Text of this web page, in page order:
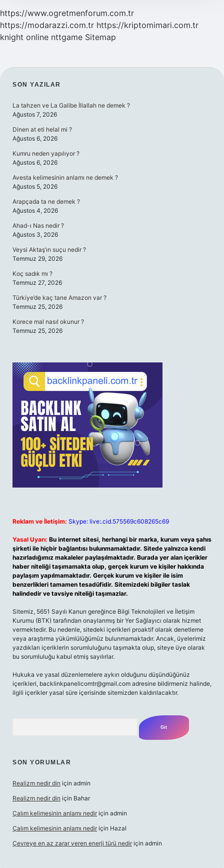
https://www.ogretmenforum.com.tr
https://modarazzi.com.tr https://kriptomimari.com.tr
knight online nttgame Sitemap
SIDEBAR
SON YAZILAR
La tahzen ve La Galibe İllallah ne demek ?
Ağustos 7, 2026
Dinen at eti helal mi ?
Ağustos 6, 2026
Kumru neden yapılıyor ?
Ağustos 6, 2026
Avesta kelimesinin anlamı ne demek ?
Ağustos 5, 2026
Arapçada ta ne demek ?
Ağustos 4, 2026
Ahad-ı Nas nedir ?
Ağustos 3, 2026
Veysi Aktaş’ın suçu nedir ?
Temmuz 29, 2026
Koç sadık mı ?
Temmuz 27, 2026
Türkiye’de kaç tane Amazon var ?
Temmuz 25, 2026
Korece mal nasıl okunur ?
Temmuz 25, 2026
Reklam ve İletişim: Skype: live:.cid.575569c608265c69
Yasal Uyarı: Bu internet sitesi, herhangi bir marka, kurum veya şahıs
şirketi ile hiçbir bağlantısı bulunmamaktadır. Sitede yalnızca kendi
hazırladığımız makaleler paylaşılmaktadır. Burada yer alan içerikler
haber niteliği taşımamakta olup, gerçek kurum ve kişiler hakkında
paylaşım yapılmamaktadır. Gerçek kurum ve kişiler ile isim
benzerlikleri tamamen tesadüfidir. Sitemizdeki bilgiler taslak
halindedir ve tavsiye niteliği taşımazlar.
Sitemiz, 5651 Sayılı Kanun gereğince Bilgi Teknolojileri ve İletişim
Kurumu (BTK) tarafından onaylanmış bir Yer Sağlayıcı olarak hizmet
vermektedir. Bu nedenle, sitedeki içerikleri proaktif olarak denetleme
veya araştırma yükümlülüğümüz bulunmamaktadır. Ancak, üyelerimiz
yazdıkları içeriklerin sorumluluğunu taşımakta olup, siteye üye olarak
bu sorumluluğu kabul etmiş sayılırlar.
Hukuka ve yasal düzenlemelere aykırı olduğunu düşündüğünüz
içerikleri, backlinkpanelicomtr@gmail.com adresine bildirmeniz halinde,
ilgili içerikler yasal süre içerisinde sitemizden kaldırılacaktır.
SON YORUMLAR
Realizm nedir din için admin
Realizm nedir din için Bahar
Çalım kelimesinin anlamı nedir için admin
Çalım kelimesinin anlamı nedir için Hazal
Çevreye en az zarar veren enerji türü nedir için admin